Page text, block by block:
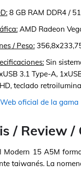
8 GB RAM DDR4 /
AMD Radeon
/ Peso:
Sin
3.1 Type-A,
teclado
Web oficial de la gama
/ Review /
Modern 15 A5M
taiwanés. La